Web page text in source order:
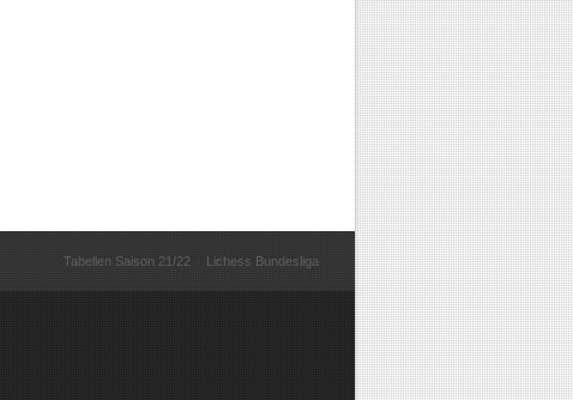
Tabellen Saison 21/22 Lichess Bundesliga